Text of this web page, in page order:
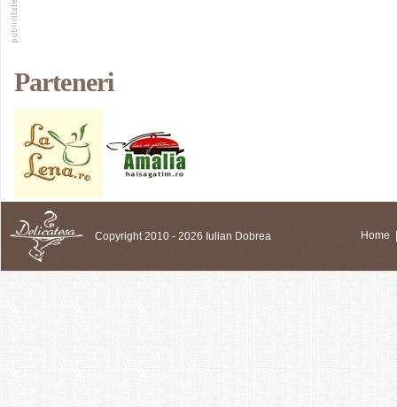
Parteneri
Copyright 2010 - 2026 Iulian Dobrea Home